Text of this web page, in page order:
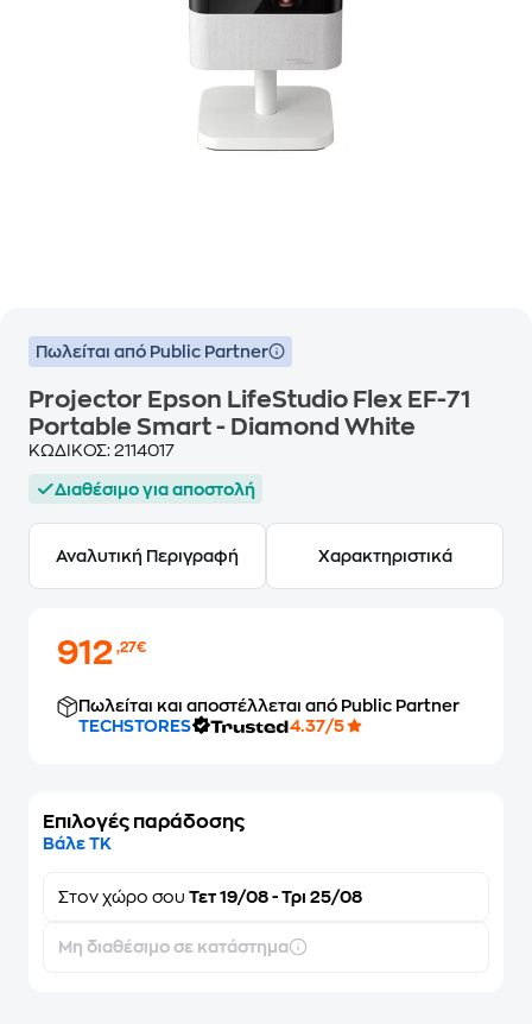
Πωλείται από Public Partner
Projector Epson LifeStudio Flex EF-71
Portable Smart - Diamond White
ΚΩΔΙΚΟΣ: 2114017
Διαθέσιμο για αποστολή
Αναλυτική Περιγραφή Χαρακτηριστικά
912,27€
Πωλείται και αποστέλλεται από Public Partner
TECHSTORES
4.37/5
Επιλογές παράδοσης
Βάλε ΤΚ
Στον χώρο σου Τετ 19/08 - Τρι 25/08
Μη διαθέσιμο σε κατάστημα